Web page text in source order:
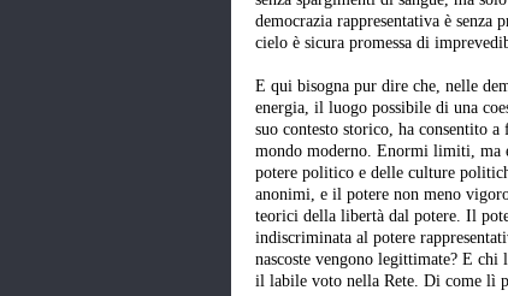
democrazia rappresentativa è
cielo è sicura promessa di
E qui bisogna pur dire che, nelle
energia, il luogo possibile di una
suo contesto storico, ha consentito
mondo moderno. Enormi limiti, ma
potere politico e delle culture
anonimi, e il potere non meno
teorici della libertà dal potere. Il
indiscriminata al potere
nascoste vengono legittimate? E
il labile voto nella Rete. Di come lì